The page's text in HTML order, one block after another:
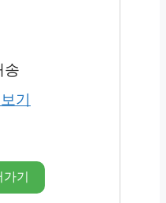
송
기
기